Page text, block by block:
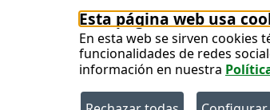
Esta página web usa
En esta web se sirven cookies
funcionalidades de redes
información en nuestra